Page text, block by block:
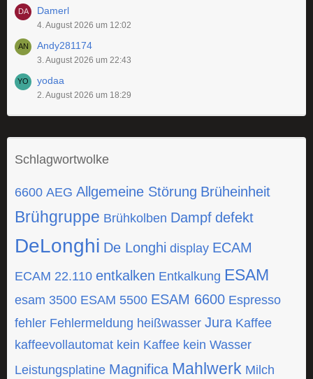
Damerl
4. August 2026 um 12:02
Andy281174
3. August 2026 um 22:43
yodaa
2. August 2026 um 18:29
Schlagwortwolke
6600 AEG Allgemeine Störung Brüheinheit
Brühgruppe Brühkolben Dampf defekt
DeLonghi De Longhi display ECAM
ECAM 22.110 entkalken Entkalkung ESAM
esam 3500 ESAM 5500 ESAM 6600 Espresso
fehler Fehlermeldung heißwasser Jura Kaffee
kaffeevollautomat kein Kaffee kein Wasser
Leistungsplatine Magnifica Mahlwerk Milch